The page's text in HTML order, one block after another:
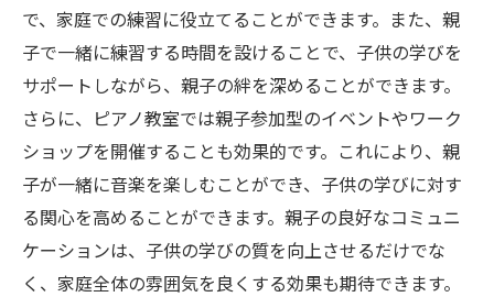
で、家庭での練習に役立てることができます。また、親
子で一緒に練習する時間を設けることで、子供の学びを
サポートしながら、親子の絆を深めることができます。
さらに、ピアノ教室では親子参加型のイベントやワーク
ショップを開催することも効果的です。これにより、親
子が一緒に音楽を楽しむことができ、子供の学びに対す
る関心を高めることができます。親子の良好なコミュニ
ケーションは、子供の学びの質を向上させるだけでな
く、家庭全体の雰囲気を良くする効果も期待できます。